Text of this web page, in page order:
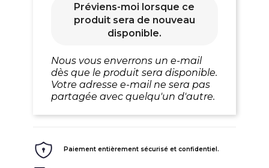
Préviens-moi lorsque ce
produit sera de nouveau
disponible.
Nous vous enverrons un e-mail
dès que le produit sera disponible.
Votre adresse e-mail ne sera pas
partagée avec quelqu'un d'autre.
Paiement entièrement sécurisé et confidentiel.